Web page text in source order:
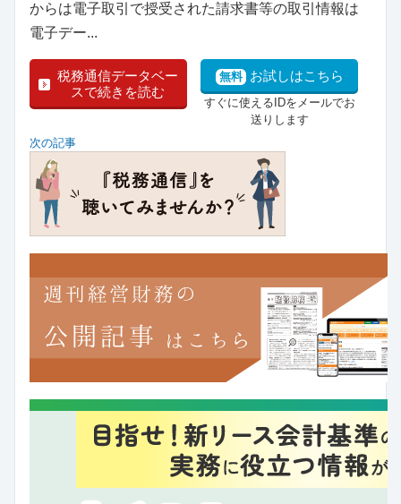
からは電子取引で授受された請求書等の取引情報は
電子デー...
税務通信データベー
スで続きを読む
無料 お試しはこちら
すぐに使えるIDをメールでお
送りします
次の記事